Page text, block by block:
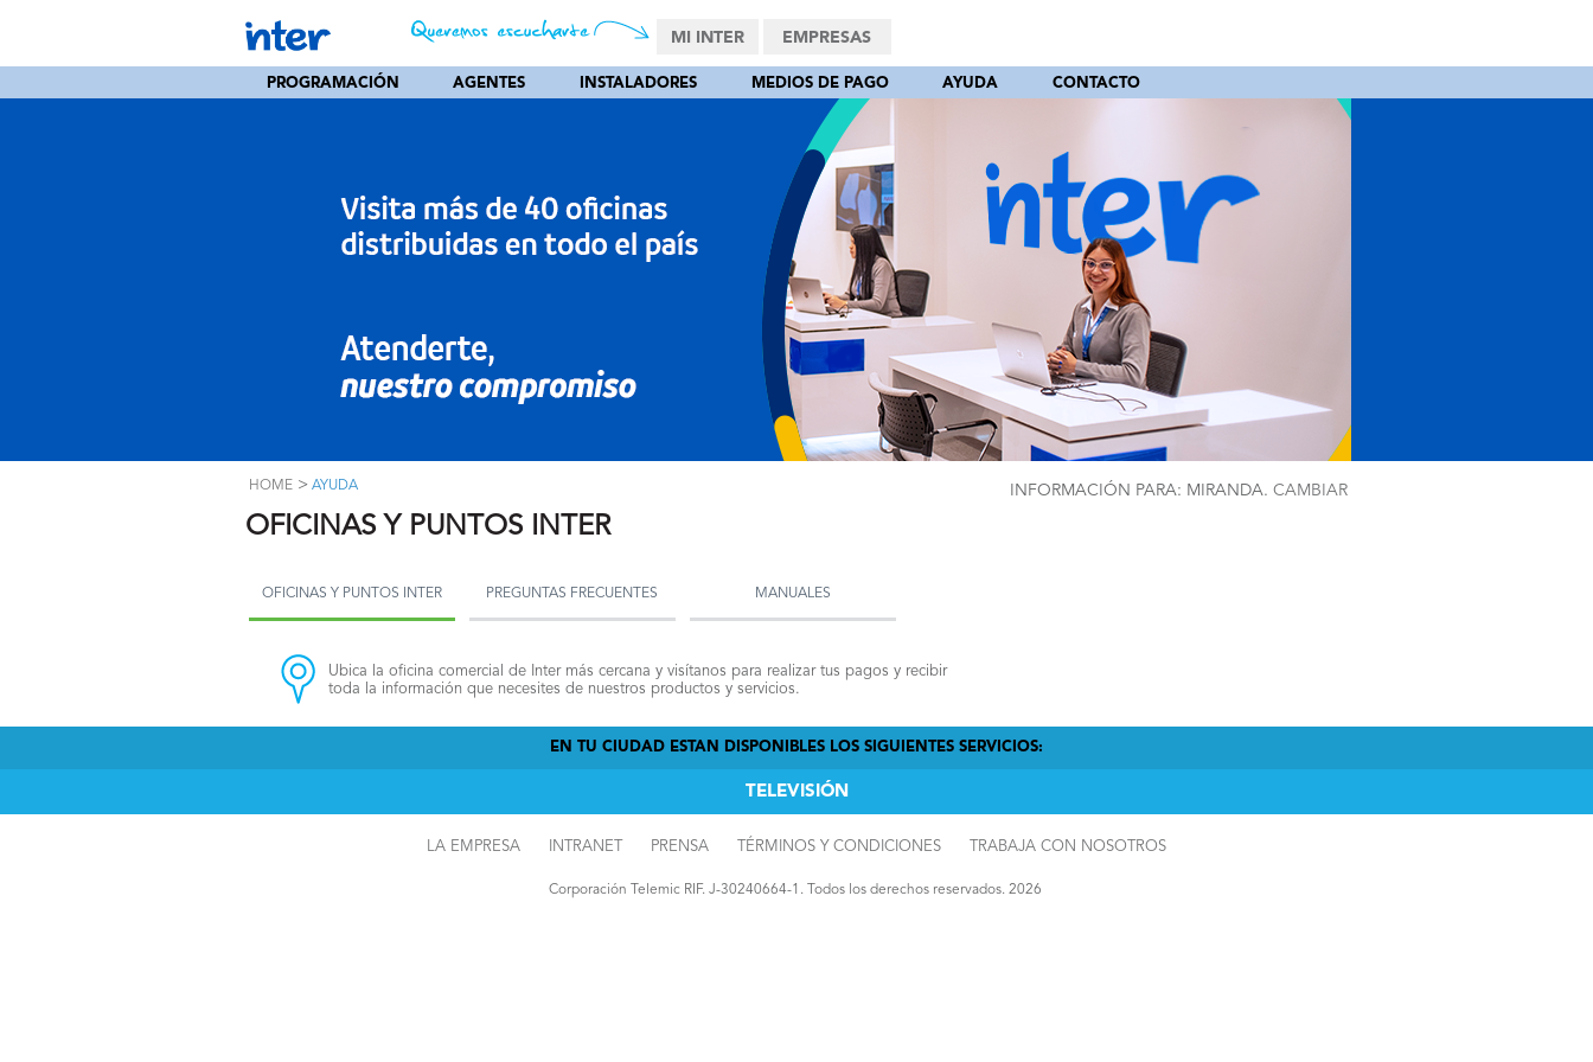
MI INTER EMPRESAS
PROGRAMACIÓN AGENTES INSTALADORES MEDIOS DE PAGO AYUDA CONTACTO
HOME > AYUDA INFORMACIÓN PARA: MIRANDA. CAMBIAR
OFICINAS Y PUNTOS INTER
OFICINAS Y PUNTOS INTER PREGUNTAS FRECUENTES MANUALES
Ubica la oficina comercial de Inter más cercana y visítanos para realizar tus pagos y recibir
toda la información que necesites de nuestros productos y servicios.
EN TU CIUDAD ESTAN DISPONIBLES LOS SIGUIENTES SERVICIOS:
TELEVISIÓN
LA EMPRESA INTRANET PRENSA TÉRMINOS Y CONDICIONES TRABAJA CON NOSOTROS
Corporación Telemic RIF. J-30240664-1. Todos los derechos reservados. 2026